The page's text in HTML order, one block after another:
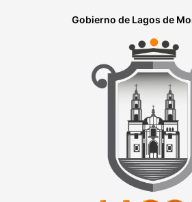
Gobierno de Lagos de